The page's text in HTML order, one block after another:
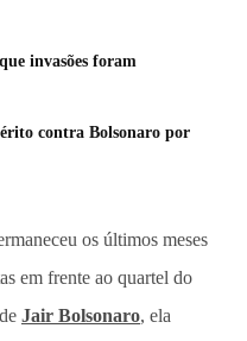
invasões foram
contra Bolsonaro por
os últimos meses
em frente ao quartel do
Jair Bolsonaro, ela